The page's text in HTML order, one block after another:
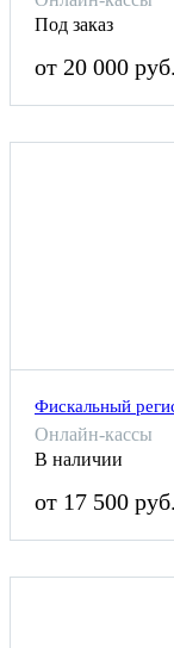
Под заказ
от 20 000 руб.
Фискальный
Онлайн-кассы
В наличии
от 17 500 руб.